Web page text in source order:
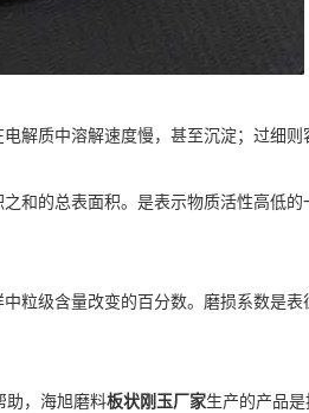
质中溶解速度慢，甚至沉淀；过细则
的总表面积。是表示物质活性高低的
级含量改变的百分数。磨损系数是表
，海旭磨料板状刚玉厂家生产的产品